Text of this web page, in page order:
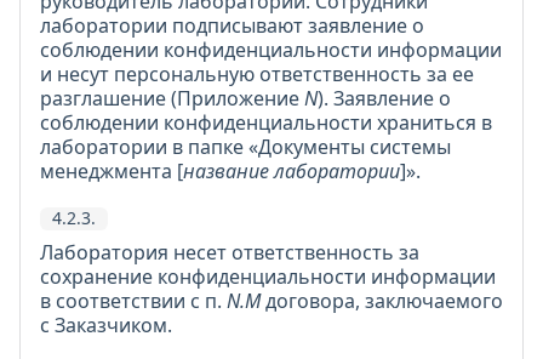
лаборатории подписывают заявление о
соблюдении конфиденциальности информации
и несут персональную ответственность за ее
разглашение (ПриложениеN). Заявление о
соблюдении конфиденциальности храниться в
лаборатории в папке «Документы системы
менеджмента [название лаборатории]».
4.2.3.
Лаборатория несет ответственность за
сохранение конфиденциальности информации
в соответствии с п. N.Mдоговора, заключаемого
с Заказчиком.